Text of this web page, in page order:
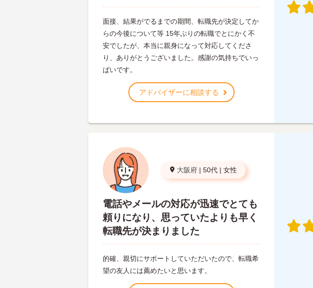
面接、結果がでるまでの期間、転職先が決定してか
らの今後について等 15年ぶりの転職でとにかく不
安でしたが、本当に親身になって対応してくださ
り、ありがとうございました。感謝の気持ちでいっ
ぱいです。
アドバイザーに相談する
大阪府 | 50代 | 女性
電話やメールの対応が迅速でとても
頼りになり、思っていたよりも早く
転職先が決まりました
的確、親切にサポートしていただいたので、転職希
望の友人には薦めたいと思います。